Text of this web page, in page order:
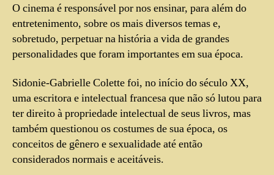
O cinema é responsável por nos ensinar, para além do
entretenimento, sobre os mais diversos temas e,
sobretudo, perpetuar na história a vida de grandes
personalidades que foram importantes em sua época.
Sidonie-Gabrielle Colette foi, no início do século XX,
uma escritora e intelectual francesa que não só lutou para
ter direito à propriedade intelectual de seus livros, mas
também questionou os costumes de sua época, os
conceitos de gênero e sexualidade até então
considerados normais e aceitáveis.